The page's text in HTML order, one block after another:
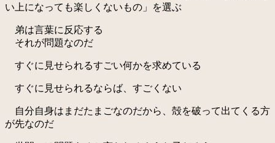
い上になっても楽しくないもの」を選ぶ
弟は言葉に反応する
それが問題なのだ
すぐに見せられるすごい何かを求めている
すぐに見せられるならば、すごくない
自分自身はまだたまごなのだから、殻を破って出てくる方
が先なのだ